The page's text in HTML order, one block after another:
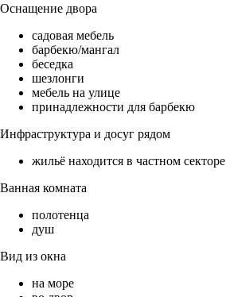
Оснащение двора
садовая мебель
барбекю/мангал
беседка
шезлонги
мебель на улице
принадлежности для барбекю
Инфраструктура и досуг рядом
жильё находится в частном секторе
Ванная комната
полотенца
душ
Вид из окна
на море